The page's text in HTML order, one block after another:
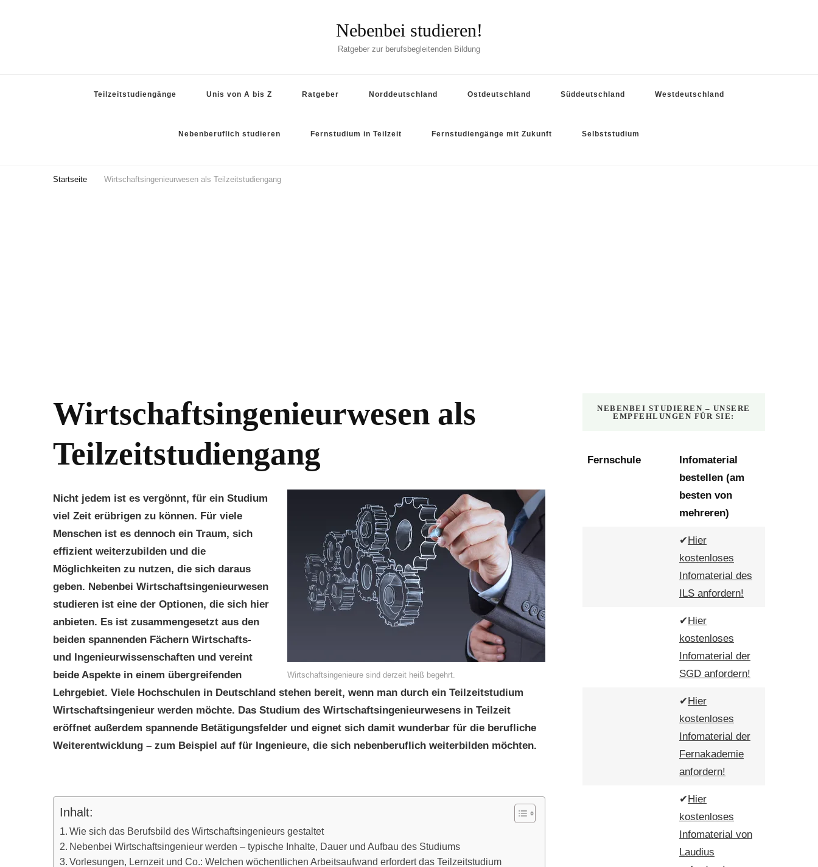
Nebenbei studieren!
Ratgeber zur berufsbegleitenden Bildung
Teilzeitstudiengänge Unis von A bis Z Ratgeber Norddeutschland Ostdeutschland Süddeutschland Westdeutschland
Nebenberuflich studieren Fernstudium in Teilzeit Fernstudiengänge mit Zukunft Selbststudium
Startseite Wirtschaftsingenieurwesen als Teilzeitstudiengang
Wirtschaftsingenieurwesen als
Teilzeitstudiengang
Wirtschaftsingenieure sind derzeit heiß begehrt.
Nicht jedem ist es vergönnt, für ein Studium
viel Zeit erübrigen zu können. Für viele
Menschen ist es dennoch ein Traum, sich
effizient weiterzubilden und die
Möglichkeiten zu nutzen, die sich daraus
geben. Nebenbei Wirtschaftsingenieurwesen
studieren ist eine der Optionen, die sich hier
anbieten. Es ist zusammengesetzt aus den
beiden spannenden Fächern Wirtschafts-
und Ingenieurwissenschaften und vereint
beide Aspekte in einem übergreifenden
Lehrgebiet. Viele Hochschulen in Deutschland stehen bereit, wenn man durch ein Teilzeitstudium
Wirtschaftsingenieur werden möchte. Das Studium des Wirtschaftsingenieurwesens in Teilzeit
eröffnet außerdem spannende Betätigungsfelder und eignet sich damit wunderbar für die berufliche
Weiterentwicklung – zum Beispiel auf für Ingenieure, die sich nebenberuflich weiterbilden möchten.
Inhalt:
Wie sich das Berufsbild des Wirtschaftsingenieurs gestaltet
Nebenbei Wirtschaftsingenieur werden – typische Inhalte, Dauer und Aufbau des Studiums
Vorlesungen, Lernzeit und Co.: Welchen wöchentlichen Arbeitsaufwand erfordert das Teilzeitstudium
NEBENBEI STUDIEREN – UNSERE
EMPFEHLUNGEN FÜR SIE:
Fernschule
Infomaterial
bestellen (am
besten von
mehreren)
✔Hier
kostenloses
Infomaterial des
ILS anfordern!
✔Hier
kostenloses
Infomaterial der
SGD anfordern!
✔Hier
kostenloses
Infomaterial der
Fernakademie
anfordern!
✔Hier
kostenloses
Infomaterial von
Laudius